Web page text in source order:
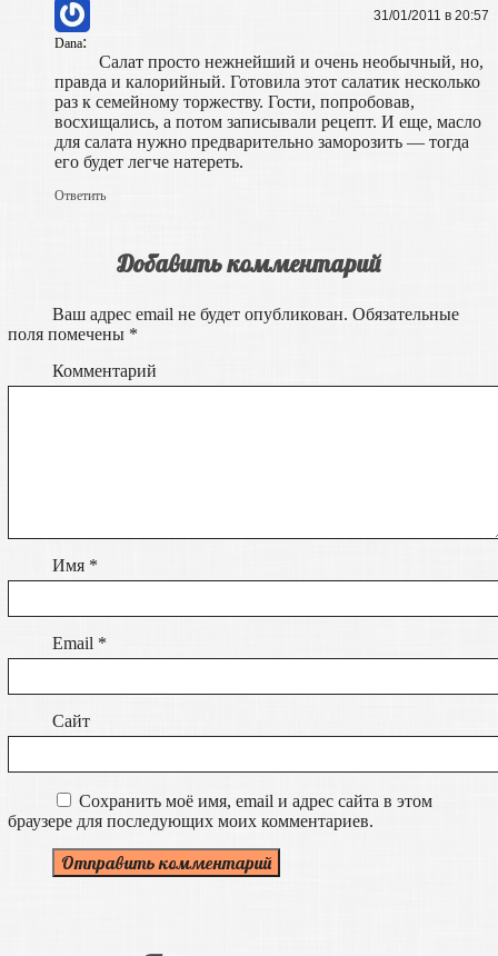
Dana:
31/01/2011 в 20:57
Салат просто нежнейший и очень необычный, но,
правда и калорийный. Готовила этот салатик несколько
раз к семейному торжеству. Гости, попробовав,
восхищались, а потом записывали рецепт. И еще, масло
для салата нужно предварительно заморозить — тогда
его будет легче натереть.
Ответить
Добавить комментарий
Ваш адрес email не будет опубликован. Обязательные
поля помечены *
Комментарий
Имя *
Email *
Сайт
Сохранить моё имя, email и адрес сайта в этом
браузере для последующих моих комментариев.